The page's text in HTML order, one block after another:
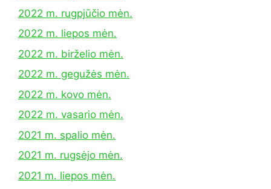
2022 m. rugpjūčio mėn.
2022 m. liepos mėn.
2022 m. birželio mėn.
2022 m. gegužės mėn.
2022 m. kovo mėn.
2022 m. vasario mėn.
2021 m. spalio mėn.
2021 m. rugsėjo mėn.
2021 m. liepos mėn.